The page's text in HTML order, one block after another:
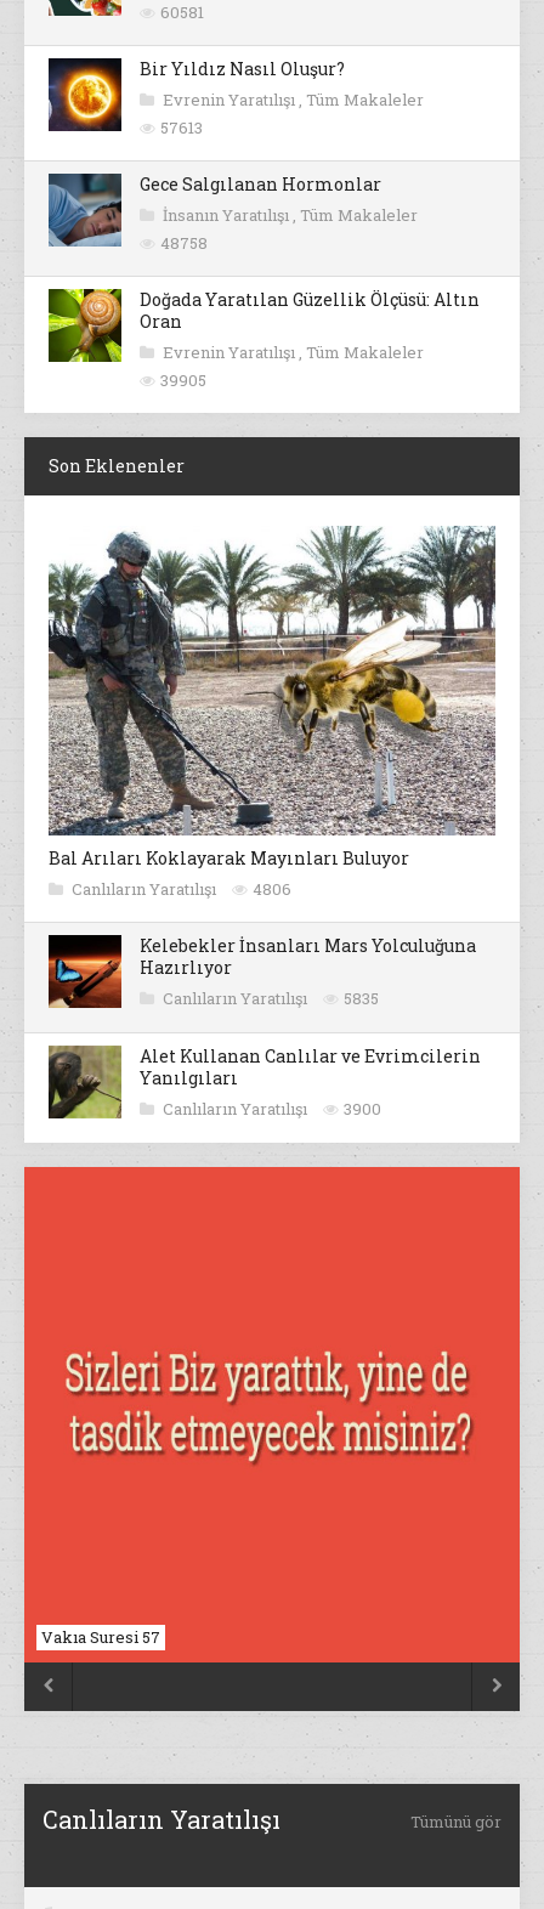
60581
Bir Yıldız Nasıl Oluşur?
Evrenin Yaratılışı , Tüm Makaleler
57613
Gece Salgılanan Hormonlar
İnsanın Yaratılışı , Tüm Makaleler
48758
Doğada Yaratılan Güzellik Ölçüsü: Altın
Oran
Evrenin Yaratılışı , Tüm Makaleler
39905
Son Eklenenler
Bal Arıları Koklayarak Mayınları Buluyor
Canlıların Yaratılışı 4806
Kelebekler İnsanları Mars Yolculuğuna
Hazırlıyor
Canlıların Yaratılışı 5835
Alet Kullanan Canlılar ve Evrimcilerin
Yanılgıları
Canlıların Yaratılışı 3900
Vakıa Suresi 57
Nahl Suresi 17
 
Canlıların Yaratılışı Tümünü gör